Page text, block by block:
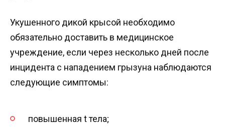
Укушенного дикой крысой необходимо
обязательно доставить в медицинское
учреждение, если через несколько дней после
инцидента с нападением грызуна наблюдаются
следующие симптомы:
повышенная t тела;